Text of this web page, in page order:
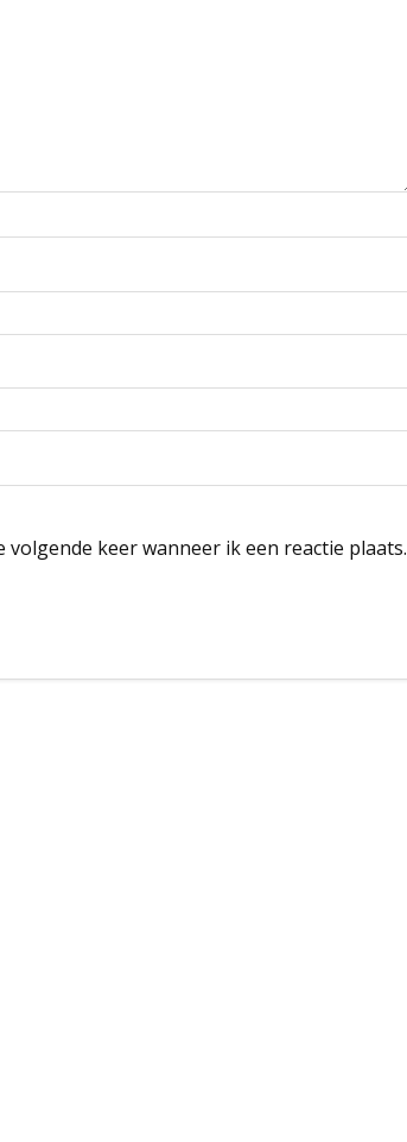
keer wanneer ik een reactie plaats.